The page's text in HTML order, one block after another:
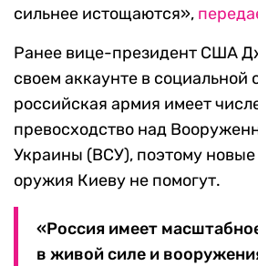
сильнее истощаются»,
Ранее вице-президент США
своем аккаунте в социальной
российская армия имеет
превосходство над
Украины (ВСУ), поэтому новые
оружия Киеву не помогут.
«Россия имеет
в живой силе и